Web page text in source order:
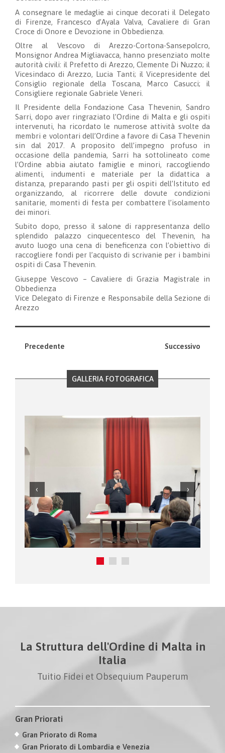
A consegnare le medaglie ai cinque decorati il Delegato
di Firenze, Francesco d’Ayala Valva, Cavaliere di Gran
Croce di Onore e Devozione in Obbedienza.
Oltre al Vescovo di Arezzo-Cortona-Sansepolcro,
Monsignor Andrea Migliavacca, hanno presenziato molte
autorità civili: il Prefetto di Arezzo, Clemente Di Nuzzo; il
Vicesindaco di Arezzo, Lucia Tanti; il Vicepresidente del
Consiglio regionale della Toscana, Marco Casucci; il
Consigliere regionale Gabriele Veneri.
Il Presidente della Fondazione Casa Thevenin, Sandro
Sarri, dopo aver ringraziato l’Ordine di Malta e gli ospiti
intervenuti, ha ricordato le numerose attività svolte da
membri e volontari dell’Ordine a favore di Casa Thevenin
sin dal 2017. A proposito dell’impegno profuso in
occasione della pandemia, Sarri ha sottolineato come
l’Ordine abbia aiutato famiglie e minori, raccogliendo
alimenti, indumenti e materiale per la didattica a
distanza, preparando pasti per gli ospiti dell’Istituto ed
organizzando, al ricorrere delle dovute condizioni
sanitarie, momenti di festa per combattere l’isolamento
dei minori.
Subito dopo, presso il salone di rappresentanza dello
splendido palazzo cinquecentesco del Thevenin, ha
avuto luogo una cena di beneficenza con l’obiettivo di
raccogliere fondi per l’acquisto di scrivanie per i bambini
ospiti di Casa Thevenin.
Giuseppe Vescovo – Cavaliere di Grazia Magistrale in
Obbedienza
Vice Delegato di Firenze e Responsabile della Sezione di
Arezzo
Precedente Successivo
GALLERIA FOTOGRAFICA
La Struttura dell'Ordine di Malta in
Italia
Tuitio Fidei et Obsequium Pauperum
Gran Priorati
Gran Priorato di Roma
Gran Priorato di Lombardia e Venezia